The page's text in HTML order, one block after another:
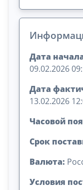
Дата
09.02.2026
Дата
13.02.2026
Часовой
Срок
Валюта:
Условия